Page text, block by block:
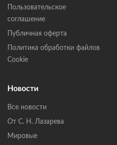
Пользовательское
соглашение
Публичная оферта
Политика обработки файлов
Cookie
Новости
Все новости
От С. Н. Лазарева
Мировые